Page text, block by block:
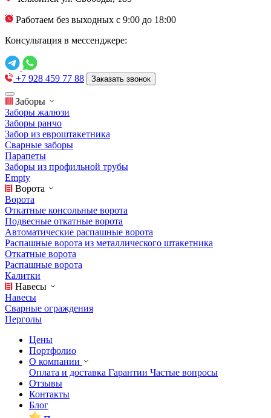
Работаем без выходных с 9:00 до 18:00
Консультация в мессенджере:
+7 928 459 77 88 Заказать звонок
Заборы
Заборы жалюзи
Заборы ранчо
Забор из евроштакетника
Сварные заборы
Парапеты
Заборы из профильной трубы
Empty
Ворота
Ворота
Откатные консольные ворота
Подвесные откатные ворота
Автоматические распашные ворота
Распашные ворота из металлического штакетника
Откатные ворота
Распашные ворота
Калитки
Навесы
Навесы
Сварные ограждения
Перголы
Цены
Портфолио
О компании
Оплата и доставка Гарантии Частые вопросы
Отзывы
Контакты
Блог